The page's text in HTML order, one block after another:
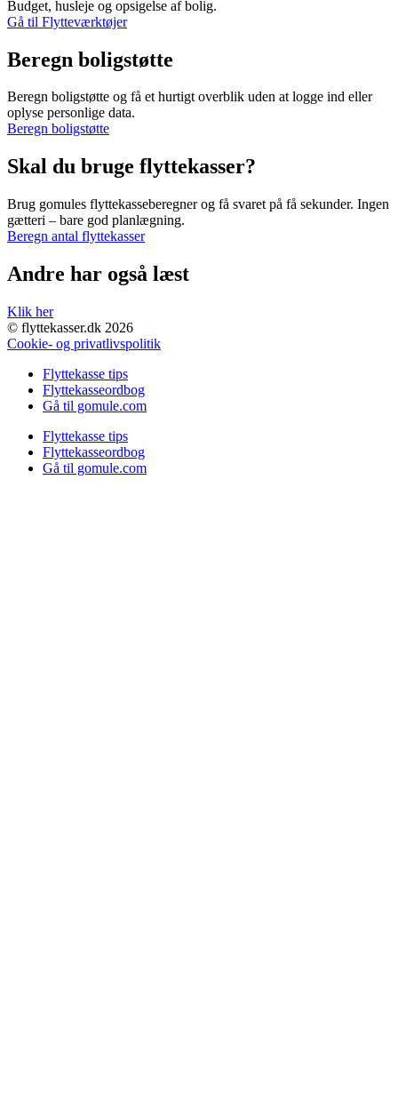
Budget, husleje og opsigelse af bolig.
Gå til Flytteværktøjer
Beregn boligstøtte
Beregn boligstøtte og få et hurtigt overblik uden at logge ind eller
oplyse personlige data.
Beregn boligstøtte
Skal du bruge flyttekasser?
Brug gomules flyttekasseberegner og få svaret på få sekunder. Ingen
gætteri – bare god planlægning.
Beregn antal flyttekasser
Andre har også læst
Klik her
© flyttekasser.dk 2026
Cookie- og privatlivspolitik
Flyttekasse tips
Flyttekasseordbog
Gå til gomule.com
Flyttekasse tips
Flyttekasseordbog
Gå til gomule.com